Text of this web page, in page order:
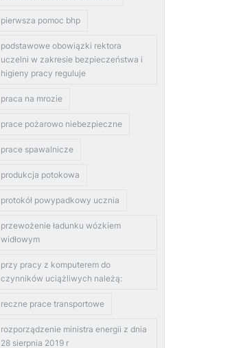
pierwsza pomoc bhp
podstawowe obowiązki rektora
uczelni w zakresie bezpieczeństwa i
higieny pracy reguluje
praca na mrozie
prace pożarowo niebezpieczne
prace spawalnicze
produkcja potokowa
protokół powypadkowy ucznia
przewożenie ładunku wózkiem
widłowym
przy pracy z komputerem do
czynników uciążliwych należą:
reczne prace transportowe
rozporządzenie ministra energii z dnia
28 sierpnia 2019 r